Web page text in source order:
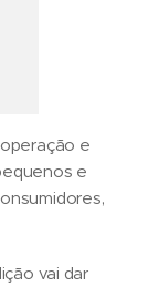
e
e
vai dar